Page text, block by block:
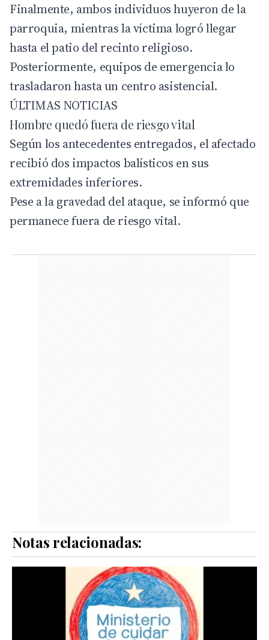
Finalmente, ambos individuos huyeron de la
parroquia, mientras la víctima logró llegar
hasta el patio del recinto religioso.
Posteriormente, equipos de emergencia lo
trasladaron hasta un centro asistencial.
ÚLTIMAS NOTICIAS
Hombre quedó fuera de riesgo vital
Según los antecedentes entregados, el afectado
recibió dos impactos balísticos en sus
extremidades inferiores.
Pese a la gravedad del ataque, se informó que
permanece fuera de riesgo vital.
Notas relacionadas: